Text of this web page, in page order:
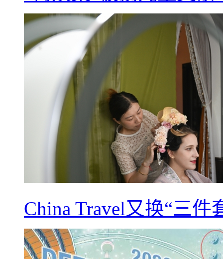
China Travel又换“三